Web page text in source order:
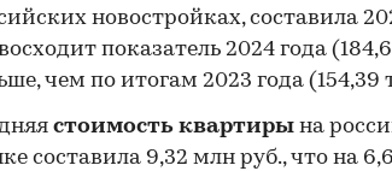
новостройках, составила
показатель 2024 года
чем по итогам 2023 года (154,39
стоимость квартиры на
составила 9,32 млн руб., что на